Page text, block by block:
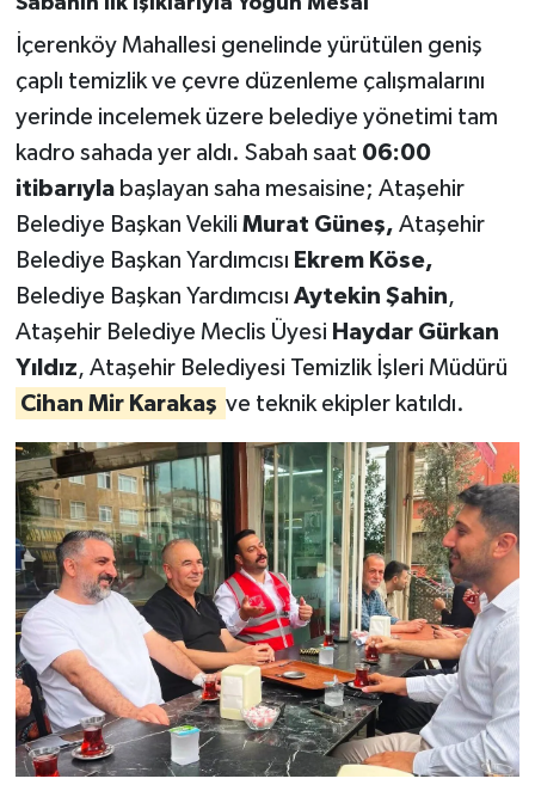
İçerenköy Mahallesi genelinde yürütülen geniş
çaplı temizlik ve çevre düzenleme çalışmalarını
yerinde incelemek üzere belediye yönetimi tam
kadro sahada yer aldı. Sabah saat 06:00
itibarıylabaşlayan saha mesaisine; Ataşehir
Belediye Başkan Vekili Murat Güneş, Ataşehir
Belediye Başkan Yardımcısı Ekrem Köse,
Belediye Başkan Yardımcısı Aytekin Şahin,
Ataşehir Belediye Meclis Üyesi Haydar Gürkan
Yıldız, Ataşehir Belediyesi Temizlik İşleri Müdürü
Cihan Mir Karakaş ve teknik ekipler katıldı.